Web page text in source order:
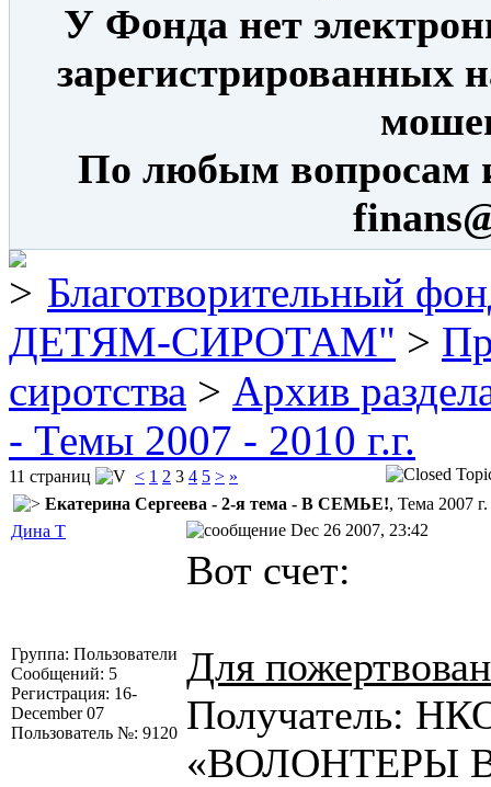
У Фонда нет
зарегистрированных
По любым вопросам
ДЕТЯМ-СИРОТАМ" >
сиротства > Архив
- Темы 2007 - 2010 г.г.
11 страниц < 1 2 3 4 5 > »
Екатерина Сергеева - 2-я тема - В СЕМЬЕ!, Тема 2007
Дина Т
Dec 26 2007, 23:42
Группа: Пользователи
Сообщений: 5
Регистрация: 16-
December 07
Пользователь №: 9120
Вот счет:
Для
Получатель:
«ВОЛОНТЕРЫ